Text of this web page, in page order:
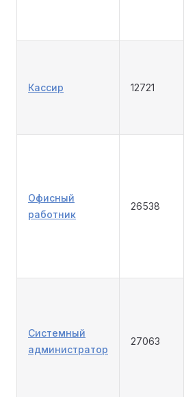
Кассир 12721
Офисный
работник
26538
Системный
администратор
27063